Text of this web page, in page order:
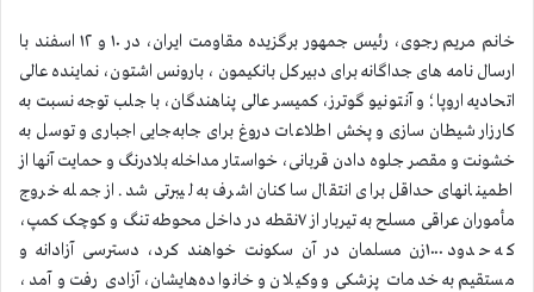
خانم مریم رجوی، رئیس جمهور برگزیده مقاومت ایران، در ۱۰ و ۱۲ اسفند با
ارسال نامه های جداگانه برای دبیرکل بانکیمون ، بارونس اشتون، نماینده عالی
اتحادیه اروپا؛ و آنتونیو گوترز، کمیسر عالی پناهندگان، با جلب توجه نسبت به
کارزار شیطان سازی و پخش اطلاعات دروغ برای جابه‌جایی اجباری و توسل به
خشونت و مقصر جلوه دادن قربانی، خواستار مداخله بلادرنگ و حمایت آنها از
اطمینانهای حداقل برای انتقال ساکنان اشرف به لیبرتی شد. از جمله خروج
مأموران عراقی مسلح به تیربار از ۷نقطه در داخل محوطه تنگ و کوچک کمپ،
که حدود ۱۰۰۰زن مسلمان در آن سکونت خواهند کرد، دسترسی آزادانه و
مستقیم به خدمات پزشکی و وکیلان و خانواده‌هایشان، آزادی رفت و آمد،